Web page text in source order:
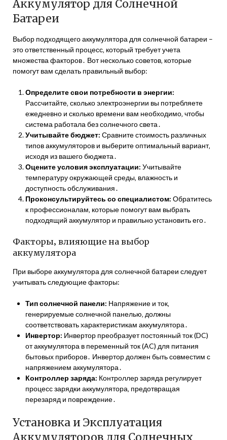
Аккумулятор для Солнечной
Батареи
Выбор подходящего аккумулятора для солнечной батареи –
это ответственный процесс‚ который требует учета
множества факторов․ Вот несколько советов‚ которые
помогут вам сделать правильный выбор:
Определите свои потребности в энергии:
Рассчитайте‚ сколько электроэнергии вы потребляете
ежедневно и сколько времени вам необходимо‚ чтобы
система работала без солнечного света․
Учитывайте бюджет: Сравните стоимость различных
типов аккумуляторов и выберите оптимальный вариант‚
исходя из вашего бюджета․
Оцените условия эксплуатации: Учитывайте
температуру окружающей среды‚ влажность и
доступность обслуживания․
Проконсультируйтесь со специалистом: Обратитесь
к профессионалам‚ которые помогут вам выбрать
подходящий аккумулятор и правильно установить его․
Факторы‚ влияющие на выбор
аккумулятора
При выборе аккумулятора для солнечной батареи следует
учитывать следующие факторы:
Тип солнечной панели: Напряжение и ток‚
генерируемые солнечной панелью‚ должны
соответствовать характеристикам аккумулятора․
Инвертор: Инвертор преобразует постоянный ток (DC)
от аккумулятора в переменный ток (AC) для питания
бытовых приборов․ Инвертор должен быть совместим с
напряжением аккумулятора․
Контроллер заряда: Контроллер заряда регулирует
процесс зарядки аккумулятора‚ предотвращая
перезаряд и повреждение․
Установка и Эксплуатация
Аккумуляторов для Солнечных